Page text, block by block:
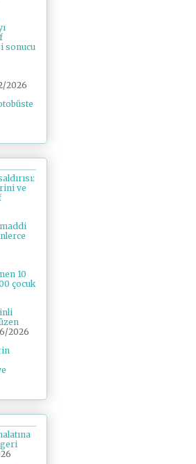
sonucu
2026
ve
10
çocuk
2026
geri